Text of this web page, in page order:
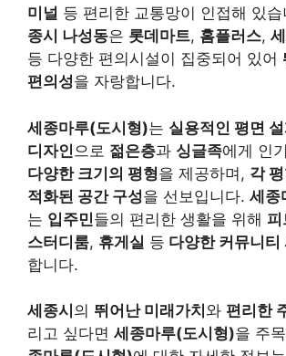
미널 등 편리한 교통망이 인접해 있
종시 나성동은 롯데마트, 홈플러스,
등 다양한 편의시설이 집중되어 있어
편의성을 자랑합니다.
세종마루(도시형)는 실용적인 평면 설
디자인 으로 젊은층과 싱글족에게 인
다양한 크기의 평형을 제공하며, 각
적화된 공간 구성을 선보입니다. 세종
는 입주민들의 편리한 생활을 위해 피
스터디룸, 휴게실 등 다양한 커뮤니티
합니다.
세종시 의 뛰어난 미래가치 와 편리한
리고 싶다면 세종마루(도시형)을 주